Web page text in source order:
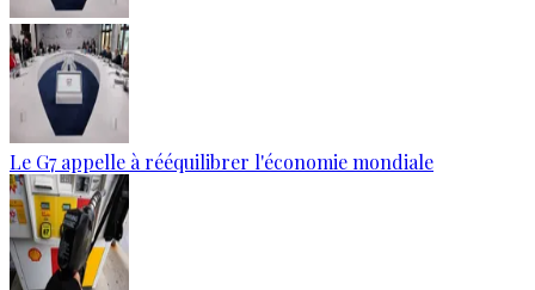
Le G7 appelle à rééquilibrer l'économie mondiale